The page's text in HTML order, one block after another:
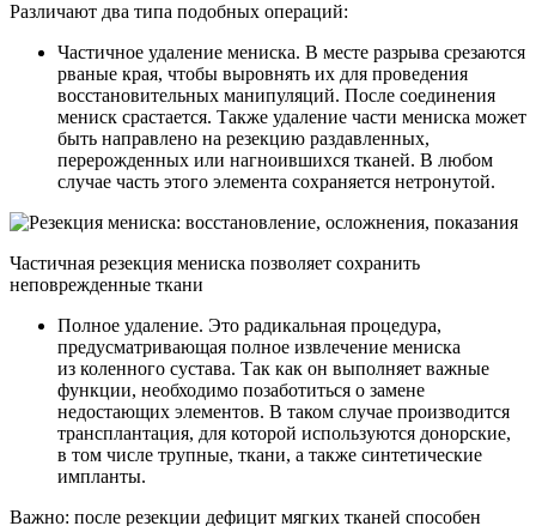
Различают два типа подобных операций:
Частичное удаление мениска. В месте разрыва срезаются
рваные края, чтобы выровнять их для проведения
восстановительных манипуляций. После соединения
мениск срастается. Также удаление части мениска может
быть направлено на резекцию раздавленных,
перерожденных или нагноившихся тканей. В любом
случае часть этого элемента сохраняется нетронутой.
Частичная резекция мениска позволяет сохранить
неповрежденные ткани
Полное удаление. Это радикальная процедура,
предусматривающая полное извлечение мениска
из коленного сустава. Так как он выполняет важные
функции, необходимо позаботиться о замене
недостающих элементов. В таком случае производится
трансплантация, для которой используются донорские,
в том числе трупные, ткани, а также синтетические
импланты.
Важно: после резекции дефицит мягких тканей способен